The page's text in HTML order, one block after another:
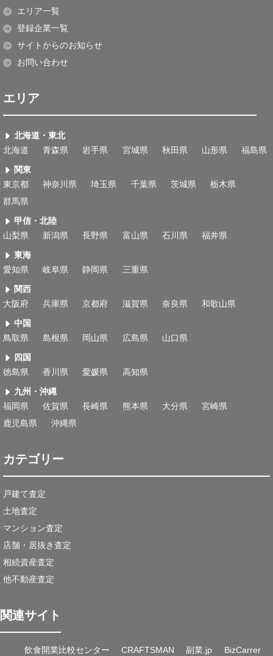
エリア一覧
登録企業一覧
サイトからのお知らせ
お問い合わせ
エリア
北海道・東北
北海道
青森県 岩手県 宮城県 秋田県 山形県 福島県
関東
東京都
神奈川県 埼玉県 千葉県 茨城県
栃木県
群馬県
甲信・北陸
山梨県
新潟県 長野県 富山県 石川県 福井県
東海
愛知県
岐阜県 静岡県 三重県
関西
大阪府
兵庫県 京都府 滋賀県 奈良県 和歌山県
中国
鳥取県
島根県 岡山県 広島県 山口県
四国
徳島県
香川県 愛媛県 高知県
九州・沖縄
福岡県
佐賀県 長崎県 熊本県 大分県
宮崎県
鹿児島県
沖縄県
カテゴリー
戸建て査定
土地査定
マンション査定
店舗・居抜き査定
相続資産査定
他不動産査定
関連サイト
飲食開業比較センター CRAFTSMAN 副業.jp
BizCarrer